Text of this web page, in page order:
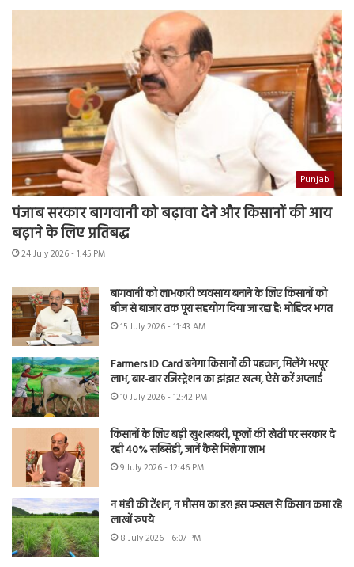
Punjab
पंजाब सरकार बागवानी को बढ़ावा देने और किसानों की आय
बढ़ाने के लिए प्रतिबद्ध
24 July 2026 - 1:45 PM
बागवानी को लाभकारी व्यवसाय बनाने के लिए किसानों को
बीज से बाजार तक पूरा सहयोग दिया जा रहा है: मोहिंदर भगत
15 July 2026 - 11:43 AM
Farmers ID Card बनेगा किसानों की पहचान, मिलेंगे भरपूर
लाभ, बार-बार रजिस्ट्रेशन का झंझट खत्म, ऐसे करें अप्लाई
10 July 2026 - 12:42 PM
किसानों के लिए बड़ी खुशखबरी, फूलों की खेती पर सरकार दे
रही 40% सब्सिडी, जानें कैसे मिलेगा लाभ
9 July 2026 - 12:46 PM
न मंडी की टेंशन, न मौसम का डर! इस फसल से किसान कमा रहे
लाखों रुपये
8 July 2026 - 6:07 PM